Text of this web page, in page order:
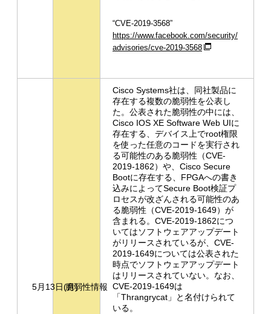
“CVE-2019-3568”
https://www.facebook.com/security/
advisories/cve-2019-3568
5月13日(月)脆弱性情報
Cisco Systems社は、同社製品に
存在する複数の脆弱性を公表し
た。公表された脆弱性の中には、
Cisco IOS XE Software Web UIに
存在する、デバイス上でroot権限
を使った任意のコードを実行され
る可能性のある脆弱性（CVE-
2019-1862）や、Cisco Secure
Bootに存在する、FPGAへの書き
込みによってSecure Boot検証プ
ロセスが改ざんされる可能性のあ
る脆弱性（CVE-2019-1649）が
含まれる。CVE-2019-1862につ
いてはソフトウェアアップデート
がリリースされているが、CVE-
2019-1649については公表された
時点でソフトウェアアップデート
はリリースされていない。なお、
CVE-2019-1649は
「Thrangrycat」と名付けられて
いる。